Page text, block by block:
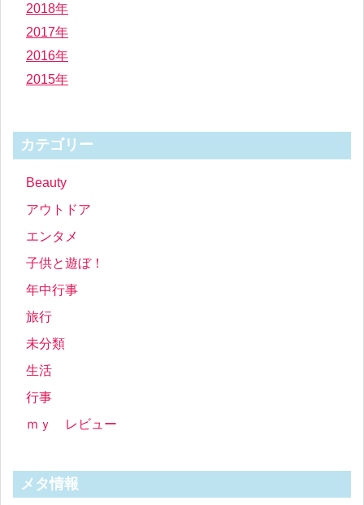
2018年
2017年
2016年
2015年
カテゴリー
Beauty
アウトドア
エンタメ
子供と遊ぼ！
年中行事
旅行
未分類
生活
行事
ｍｙ レビュー
メタ情報